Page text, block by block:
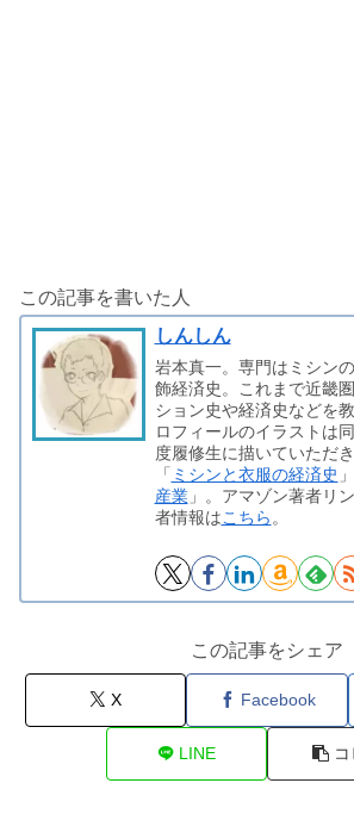
この記事を書いた人
しんしん
岩本真一。専門はミシン
飾経済史。これまで近畿
ション史や経済史などを
ロフィールのイラストは
度履修生に描いていただ
「 ミシンと衣服の経済史
産業」。アマゾン著者リ
者情報はこちら 。
この記事をシェア
X Facebook
LINE